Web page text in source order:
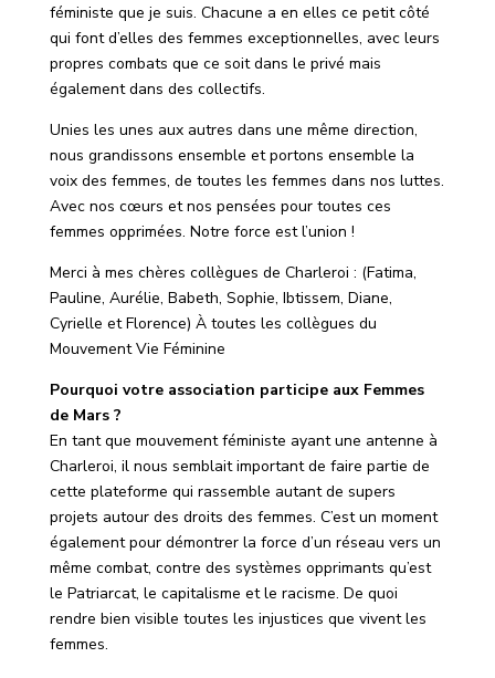
féministe que je suis. Chacune a en elles ce petit côté
qui font d’elles des femmes exceptionnelles, avec leurs
propres combats que ce soit dans le privé mais
également dans des collectifs.
Unies les unes aux autres dans une même direction,
nous grandissons ensemble et portons ensemble la
voix des femmes, de toutes les femmes dans nos luttes.
Avec nos cœurs et nos pensées pour toutes ces
femmes opprimées. Notre force est l’union !
Merci à mes chères collègues de Charleroi : (Fatima,
Pauline, Aurélie, Babeth, Sophie, Ibtissem, Diane,
Cyrielle et Florence) À toutes les collègues du
Mouvement Vie Féminine
Pourquoi votre association participe aux Femmes
de Mars ?
En tant que mouvement féministe ayant une antenne à
Charleroi, il nous semblait important de faire partie de
cette plateforme qui rassemble autant de supers
projets autour des droits des femmes. C’est un moment
également pour démontrer la force d’un réseau vers un
même combat, contre des systèmes opprimants qu’est
le Patriarcat, le capitalisme et le racisme. De quoi
rendre bien visible toutes les injustices que vivent les
femmes.